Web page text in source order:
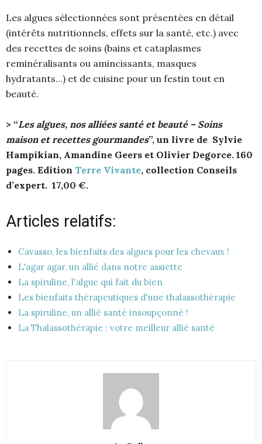
Les algues sélectionnées sont présentées en détail
(intérêts nutritionnels, effets sur la santé, etc.) avec
des recettes de soins (bains et cataplasmes
reminéralisants ou amincissants, masques
hydratants…) et de cuisine pour un festin tout en
beauté.
> “Les algues, nos alliées santé et beauté – Soins
maison et recettes gourmandes”, un livre de Sylvie
Hampikian, Amandine Geers et Olivier Degorce. 160
pages. Edition Terre Vivante, collection Conseils
d’expert. 17,00 €.
Articles relatifs:
Cavasso, les bienfaits des algues pour les chevaux !
L'agar agar, un allié dans notre assiette
La spiruline, l'algue qui fait du bien
Les bienfaits thérapeutiques d'une thalassothérapie
La spiruline, un allié santé insoupçonné !
La Thalassothérapie : votre meilleur allié santé